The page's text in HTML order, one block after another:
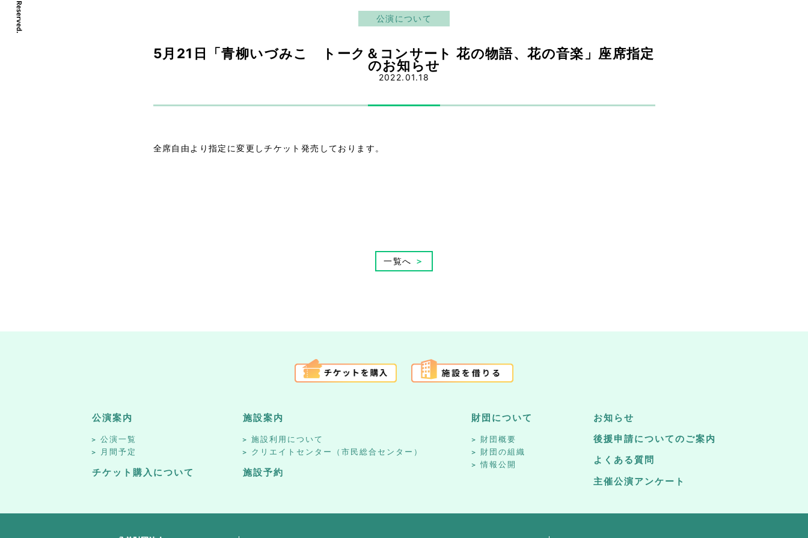
公演について
5月21日「青柳いづみこ トーク＆コンサート 花の物語、花の音楽」座席指定
のお知らせ
2022.01.18
全席自由より指定に変更しチケット発売しております。
一覧へ ＞
公演案内
公演一覧
月間予定
チケット購入について
施設案内
施設利用について
クリエイトセンター（市民総合センター）
施設予約
財団について
財団概要
財団の組織
情報公開
お知らせ
後援申請についてのご案内
よくある質問
主催公演アンケート